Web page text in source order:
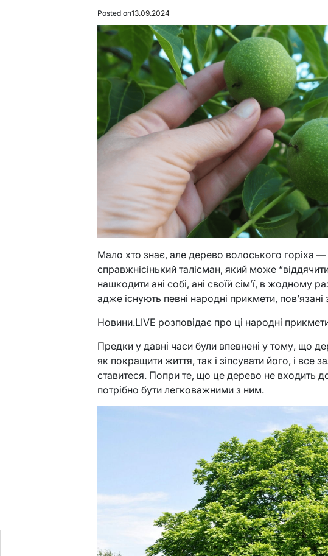
Posted on13.09.2024
Мало хто знає, але дерево волоського горіха
справжнісінький талісман, який може
нашкодити ані собі, ані своїй сім’ї, в жодному
адже існують певні народні прикмети, пов’язані
Новини.LIVE розповідає про ці народні
Предки у давні часи були впевнені у тому, що
як покращити життя, так і зіпсувати його, і все
ставитеся. Попри те, що це дерево не входить
потрібно бути легковажними з ним.